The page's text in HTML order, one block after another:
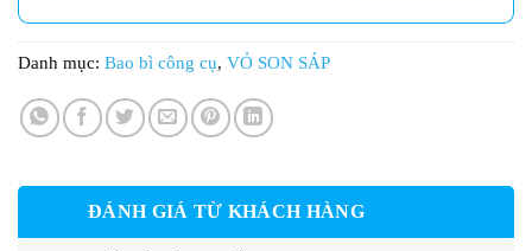
Danh mục: Bao bì công cụ, VỎ SON SÁP
ĐÁNH GIÁ TỪ KHÁCH HÀNG